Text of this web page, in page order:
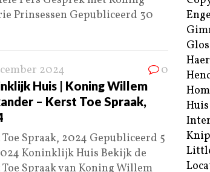
Prinsessen Gepubliceerd 30
2024 0
Huis | Koning Willem
– Kerst Toe Spraak,
Spraak, 2024 Gepubliceerd 5
Koninklijk Huis Bekijk de
Spraak van Koning Willem